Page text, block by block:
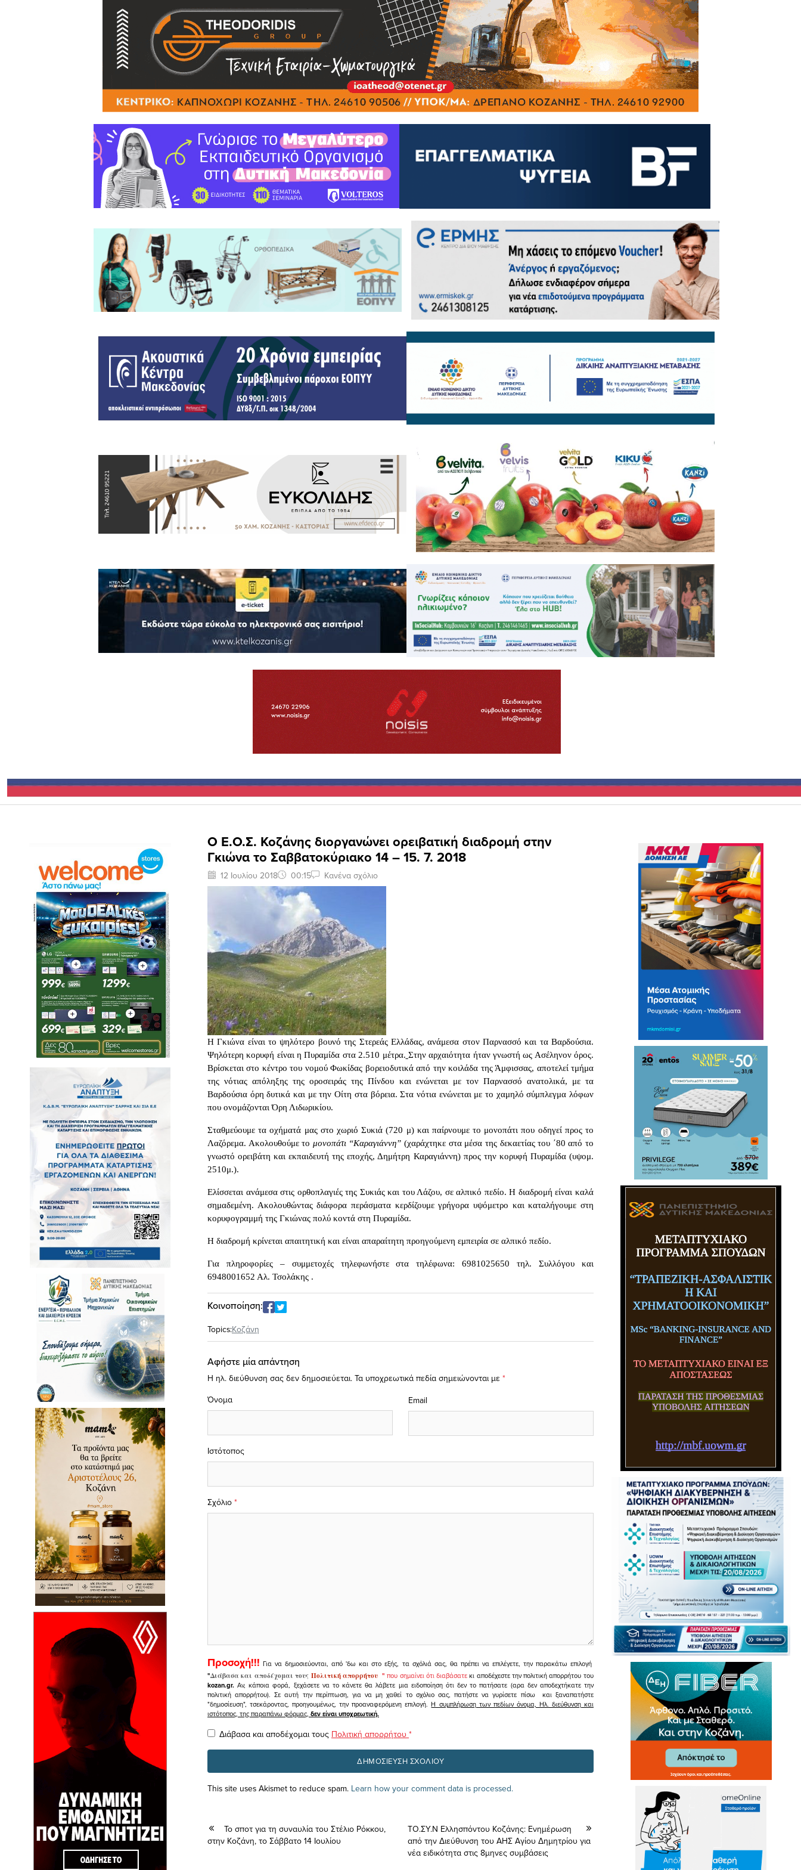
Ο Ε.Ο.Σ. Κοζάνης διοργανώνει ορειβατική διαδρομή στην
Γκιώνα το Σαββατοκύριακο 14 – 15. 7. 2018
12 Ιουλίου 2018 00:15 Κανένα σχόλιο
Η Γκιώνα είναι το ψηλότερο βουνό της Στερεάς Ελλάδας, ανάμεσα στον Παρνασσό και τα Βαρδούσια.
Ψηλότερη κορυφή είναι η Πυραμίδα στα 2.510 μέτρα. Στην αρχαιότητα ήταν γνωστή ως Ασέληνον όρος.
Βρίσκεται στο κέντρο του νομού Φωκίδας βορειοδυτικά από την κοιλάδα της Άμφισσας, αποτελεί τμήμα
της νότιας απόληξης της οροσειράς της Πίνδου και ενώνεται με τον Παρνασσό ανατολικά, με τα
Βαρδούσια όρη δυτικά και με την Οίτη στα βόρεια. Στα νότια ενώνεται με το χαμηλό σύμπλεγμα λόφων
που ονομάζονται Όρη Λιδωρικίου.
Σταθμεύουμε τα οχήματά μας στο χωριό Συκιά (720 μ) και παίρνουμε το μονοπάτι που οδηγεί προς το
Λαζόρεμα. Ακολουθούμε το μονοπάτι “Καραγιάννη” (χαράχτηκε στα μέσα της δεκαετίας του ΄80 από το
γνωστό ορειβάτη και εκπαιδευτή της εποχής, Δημήτρη Καραγιάννη) προς την κορυφή Πυραμίδα (υψομ.
2510μ.).
Ελίσσεται ανάμεσα στις ορθοπλαγιές της Συκιάς και του Λάζου, σε αλπικό πεδίο. Η διαδρομή είναι καλά
σημαδεμένη. Ακολουθώντας διάφορα περάσματα κερδίζουμε γρήγορα υψόμετρο και καταλήγουμε στη
κορυφογραμμή της Γκιώνας πολύ κοντά στη Πυραμίδα.
Η διαδρομή κρίνεται απαιτητική και είναι απαραίτητη προηγούμενη εμπειρία σε αλπικό πεδίο.
Για πληροφορίες – συμμετοχές τηλεφωνήστε στα τηλέφωνα: 6981025650 τηλ. Συλλόγου και
6948001652 Αλ. Τσολάκης .
Κοινοποίηση:
Topics:Κοζάνη
Αφήστε μία απάντηση
Η ηλ. διεύθυνση σας δεν δημοσιεύεται. Τα υποχρεωτικά πεδία σημειώνονται με *
Σχόλιο *
Όνομα Email
Ιστότοπος
Προσοχή!!! Για να δημοσιεύονται, από 'δω και στο εξής, τα σχόλιά σας, θα πρέπει να επιλέγετε, την παρακάτω επιλογή
"Διάβασα και αποδέχομαι τουςΠολιτική απορρήτου " που σημαίνει ότι διαβάσατεκι αποδέχεστε την πολιτική απορρήτου του
kozan.gr. Αν, κάποια φορά, ξεχάσετε να το κάνετε θα λάβετε μια ειδοποίηση ότι δεν το πατήσατε (αρα δεν αποδεχτήκατε την
πολιτική απορρήτου). Σε αυτή την περίπτωση, για να μη χαθεί το σχόλιο σας, πατήστε να γυρίσετε πίσω και ξαναπατήστε
"δημοσίευση", τσεκάροντας, προηγουμένως, την προαναφερόμενη επιλογή.Η συμπλήρωση των πεδίων όνομα, Ηλ. διεύθυνση και
ιστότοπος, της παραπάνω φόρμας, δεν είναι υποχρεωτική.
Διάβασα και αποδέχομαι τους Πολιτική απορρήτου *
This site uses Akismet to reduce spam. Learn how your comment data is processed.
Το σποτ για τη συναυλία του Στέλιο Ρόκκου,
στην Κοζάνη, το Σάββατο 14 Ιουλίου
ΤΟ.ΣΥ.Ν Ελλησπόντου Κοζάνης: Ενημέρωση
από την Διεύθυνση του ΑΗΣ Αγίου Δημητρίου για
νέα ειδικότητα στις 8μηνες συμβάσεις